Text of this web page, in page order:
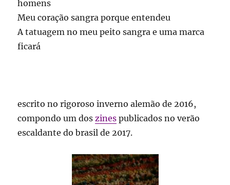
homens
Meu coração sangra porque entendeu
A tatuagem no meu peito sangra e uma marca
ficará
escrito no rigoroso inverno alemão de 2016,
compondo um dos zines publicados no verão
escaldante do brasil de 2017.